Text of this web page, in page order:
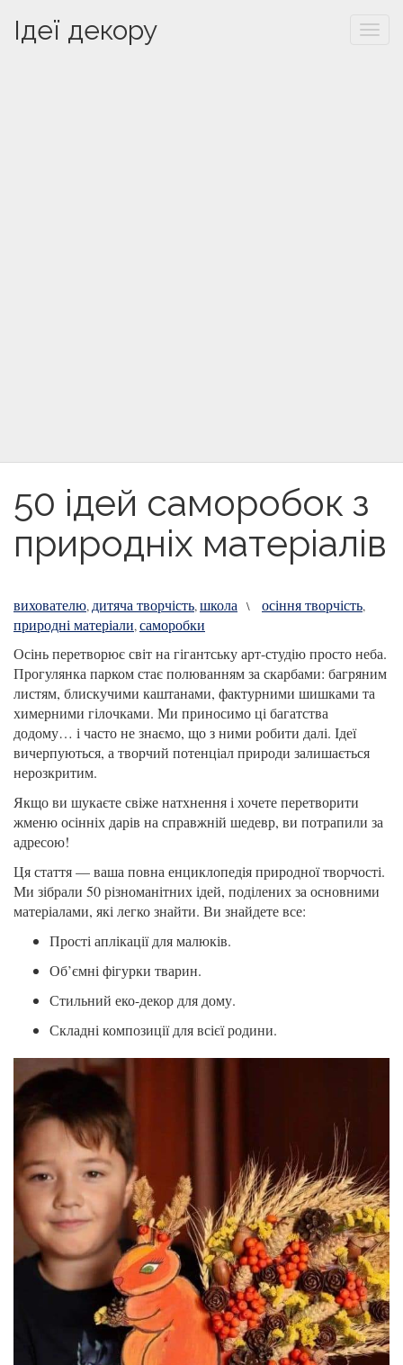
Ідеї декору
50 ідей саморобок з
природніх матеріалів
вихователю, дитяча творчість,школа \ осіння творчість,
природні матеріали,саморобки
Осінь перетворює світ на гігантську арт-студію просто неба.
Прогулянка парком стає полюванням за скарбами: багряним
листям, блискучими каштанами, фактурними шишками та
химерними гілочками. Ми приносимо ці багатства
додому… і часто не знаємо, що з ними робити далі. Ідеї
вичерпуються, а творчий потенціал природи залишається
нерозкритим.
Якщо ви шукаєте свіже натхнення і хочете перетворити
жменю осінніх дарів на справжній шедевр, ви потрапили за
адресою!
Ця стаття — ваша повна енциклопедія природної творчості.
Ми зібрали 50 різноманітних ідей, поділених за основними
матеріалами, які легко знайти. Ви знайдете все:
Прості аплікації для малюків.
Об’ємні фігурки тварин.
Стильний еко-декор для дому.
Складні композиції для всієї родини.